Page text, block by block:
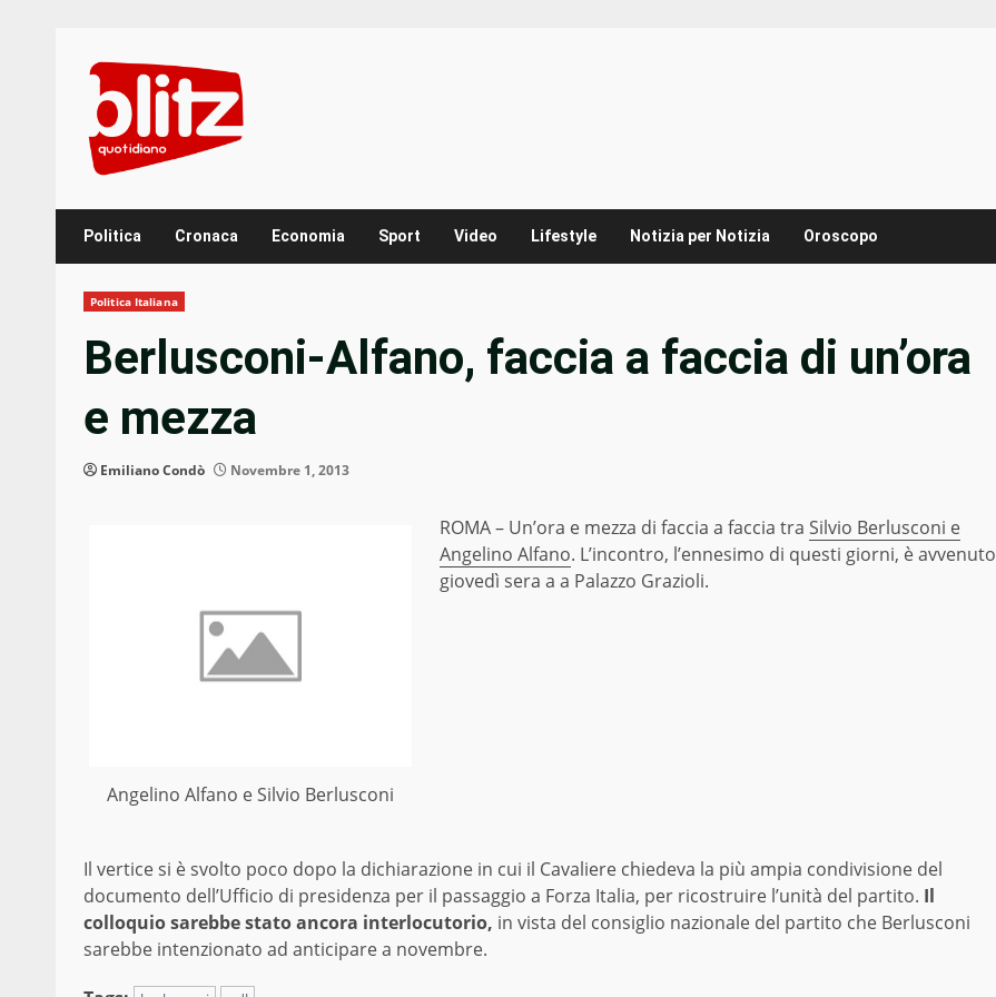
content
Politica Cronaca Economia Sport Video Lifestyle Notizia per Notizia Oroscopo
Politica Italiana
Berlusconi-Alfano, faccia a faccia di un’ora
e mezza
Emiliano Condò Novembre 1, 2013
Angelino Alfano e Silvio Berlusconi
ROMA – Un’ora e mezza di faccia a faccia tra Silvio Berlusconi e
Angelino Alfano. L’incontro, l’ennesimo di questi giorni, è avvenuto
giovedì sera a a Palazzo Grazioli.
Il vertice si è svolto poco dopo la dichiarazione in cui il Cavaliere chiedeva la più ampia condivisione del
documento dell’Ufficio di presidenza per il passaggio a Forza Italia, per ricostruire l’unità del partito. Il
colloquio sarebbe stato ancora interlocutorio, in vista del consiglio nazionale del partito che Berlusconi
sarebbe intenzionato ad anticipare a novembre.